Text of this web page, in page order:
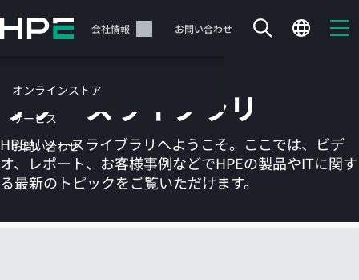
イ
テ
ツ
に
ス
ッ
サポート 会社情報 お問い合わせ
オンラインストア
サービス
お問い合わせ
カートは空です
リソースライブラリ
HPEリソースライブラリへようこそ。ここでは、ビデ
オ、レポート、お客様事例などでHPEの製品やITに関す
る最新のトピックをご覧いただけます。